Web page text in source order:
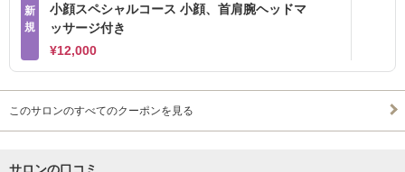
新
規
小顔スペシャルコース 小顔、首肩腕ヘッドマ
ッサージ付き
¥12,000
このサロンのすべてのクーポンを見る